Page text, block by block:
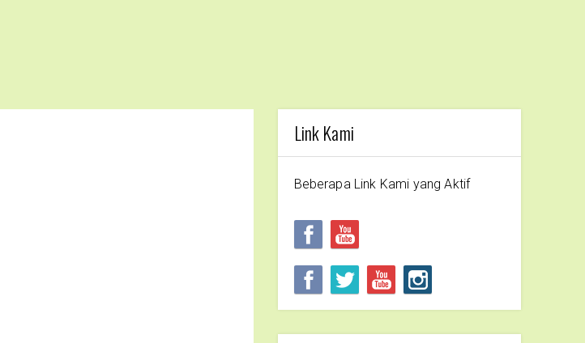
Link Kami
Beberapa Link Kami yang Aktif